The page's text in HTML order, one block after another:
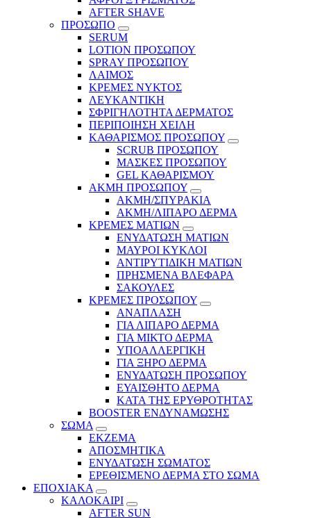
AFTER SHAVE
ΠΡΟΣΩΠΟ
SERUM
LOTION ΠΡΟΣΩΠΟΥ
SPRAY ΠΡΟΣΩΠΟΥ
ΛΑΙΜΟΣ
ΚΡΕΜΕΣ ΝΥΚΤΟΣ
ΛΕΥΚΑΝΤΙΚΗ
ΣΦΡΙΓΗΛΟΤΗΤΑ ΔΕΡΜΑΤΟΣ
ΠΕΡΙΠΟΙΗΣΗ ΧΕΙΛΗ
ΚΑΘΑΡΙΣΜΟΣ ΠΡΟΣΩΠΟΥ
SCRUB ΠΡΟΣΩΠΟΥ
ΜΑΣΚΕΣ ΠΡΟΣΩΠΟΥ
GEL ΚΑΘΑΡΙΣΜΟΥ
ΑΚΜΗ ΠΡΟΣΩΠΟΥ
ΑΚΜΗ/ΣΠΥΡΑΚΙΑ
ΑΚΜΗ/ΛΙΠΑΡΟ ΔΕΡΜΑ
ΚΡΕΜΕΣ ΜΑΤΙΩΝ
ΕΝΥΔΑΤΩΣΗ ΜΑΤΙΩΝ
ΜΑΥΡΟΙ ΚΥΚΛΟΙ
ΑΝΤΙΡΥΤΙΔΙΚΗ ΜΑΤΙΩΝ
ΠΡΗΣΜΕΝΑ ΒΛΕΦΑΡΑ
ΣΑΚΟΥΛΕΣ
ΚΡΕΜΕΣ ΠΡΟΣΩΠΟΥ
ΑΝΑΠΛΑΣΗ
ΓΙΑ ΛΙΠΑΡΟ ΔΕΡΜΑ
ΓΙΑ ΜΙΚΤΟ ΔΕΡΜΑ
ΥΠΟΑΛΛΕΡΓΙΚΗ
ΓΙΑ ΞΗΡΟ ΔΕΡΜΑ
ΕΝΥΔΑΤΩΣΗ ΠΡΟΣΩΠΟΥ
ΕΥΑΙΣΘΗΤΟ ΔΕΡΜΑ
ΚΑΤΑ ΤΗΣ ΕΡΥΘΡΟΤΗΤΑΣ
BOOSTER ΕΝΔΥΝΑΜΩΣΗΣ
ΣΩΜΑ
ΕΚΖΕΜΑ
ΑΠΟΣΜΗΤΙΚΑ
ΕΝΥΔΑΤΩΣΗ ΣΩΜΑΤΟΣ
ΕΡΕΘΙΣΜΕΝΟ ΔΕΡΜΑ ΣΤΟ ΣΩΜΑ
ΕΠΟΧΙΑΚΑ
ΚΑΛΟΚΑΙΡΙ
AFTER SUN